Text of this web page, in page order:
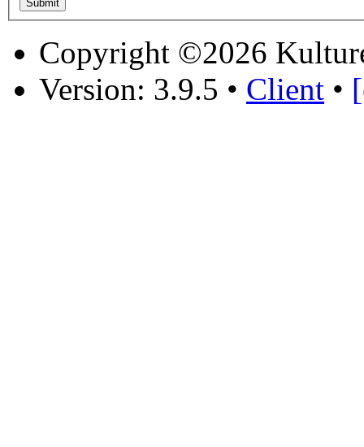
Copyright ©2026
Version: 3.9.5 • Client •